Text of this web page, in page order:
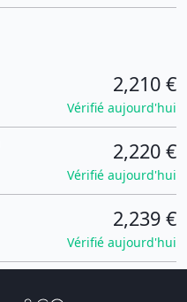
2,210 €
Vérifié aujourd'hui
2,220 €
Vérifié aujourd'hui
2,239 €
Vérifié aujourd'hui